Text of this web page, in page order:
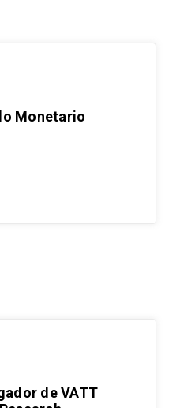
Monetario
de VATT